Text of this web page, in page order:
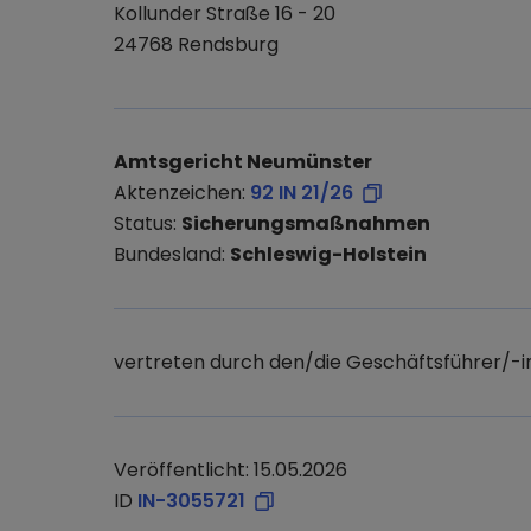
Kollunder Straße 16 - 20
24768 Rendsburg
Amtsgericht Neumünster
Aktenzeichen: 92 IN 21/26
Status: Sicherungsmaßnahmen
Bundesland: Schleswig-Holstein
vertreten durch den/die Geschäftsführer/-
Veröffentlicht: 15.05.2026
ID IN-3055721